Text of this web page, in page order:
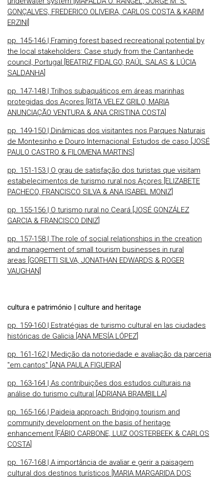
GONÇALVES, FREDERICO OLIVEIRA, CARLOS COSTA & KARIM
ERZINI]
pp. 145-146 | Framing forest based recreational potential by
the local stakeholders: Case study from the Cantanhede
council, Portugal [BEATRIZ FIDALGO, RAÚL SALAS & LÚCIA
SALDANHA]
pp. 147-148 | Trilhos subaquáticos em áreas marinhas
protegidas dos Açores [RITA VELEZ GRILO, MARIA
ANUNCIAÇÃO VENTURA & ANA CRISTINA COSTA]
pp. 149-150 | Dinâmicas dos visitantes nos Parques Naturais
de Montesinho e Douro Internacional: Estudos de caso [JOSÉ
PAULO CASTRO & FILOMENA MARTINS]
pp. 151-153 | O grau de satisfação dos turistas que visitam
estabelecimentos de turismo rural nos Açores [ELIZABETE
PACHECO, FRANCISCO SILVA & ANA ISABEL MONIZ]
pp. 155-156 | O turismo rural no Ceará [JOSÉ GONZÁLEZ
GARCIA & FRANCISCO DINIZ]
pp. 157-158 | The role of social relationships in the creation
and management of small tourism businesses in rural
areas [GORETTI SILVA, JONATHAN EDWARDS & ROGER
VAUGHAN]
cultura e património | culture and heritage
pp. 159-160 | Estratégias de turismo cultural en las ciudades
históricas de Galicia [ANA MESÍA LÓPEZ]
pp. 161-162 | Medição da notoriedade e avaliação da parceria
"em.cantos" [ANA PAULA FIGUEIRA]
pp. 163-164 | As contribuições dos estudos culturais na
análise do turismo cultural [ADRIANA BRAMBILLA]
pp. 165-166 | Paideia approach: Bridging tourism and
community development on the basis of heritage
enhancement [FÁBIO CARBONE, LUIZ OOSTERBEEK & CARLOS
COSTA]
pp. 167-168 | A importância de avaliar e gerir a paisagem
cultural dos destinos turísticos [MARIA MARGARIDA DOS